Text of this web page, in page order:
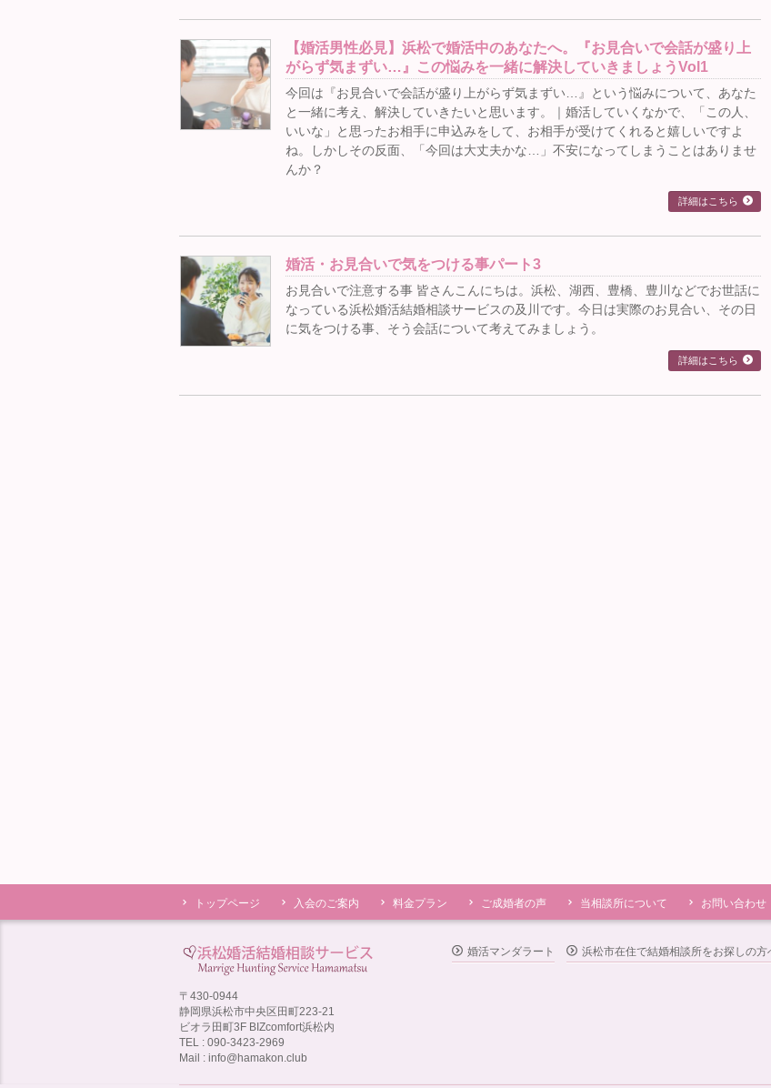
【婚活男性必見】浜松で婚活中のあなたへ。『お見合いで会話が盛り上
がらず気まずい…』この悩みを一緒に解決していきましょうVol1
今回は『お見合いで会話が盛り上がらず気まずい…』という悩みについて、あなた
と一緒に考え、解決していきたいと思います。｜婚活していくなかで、「この人、
いいな」と思ったお相手に申込みをして、お相手が受けてくれると嬉しいですよ
ね。しかしその反面、「今回は大丈夫かな…」不安になってしまうことはありませ
んか？
詳細はこちら
婚活・お見合いで気をつける事パート3
お見合いで注意する事 皆さんこんにちは。浜松、湖西、豊橋、豊川などでお世話に
なっている浜松婚活結婚相談サービスの及川です。今日は実際のお見合い、その日
に気をつける事、そう会話について考えてみましょう。
詳細はこちら
トップページ 入会のご案内 料金プラン ご成婚者の声 当相談所について お問い合わせ
〒430-0944
静岡県浜松市中央区田町223-21
ビオラ田町3F BIZcomfort浜松内
TEL : 090-3423-2969
Mail : info@hamakon.club
婚活マンダラート 浜松市在住で結婚相談所をお探しの方